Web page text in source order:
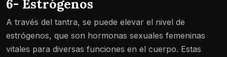
6- Estrógenos
A través del tantra, se puede elevar el nivel de
estrógenos, que son hormonas sexuales femeninas
vitales para diversas funciones en el cuerpo. Estas